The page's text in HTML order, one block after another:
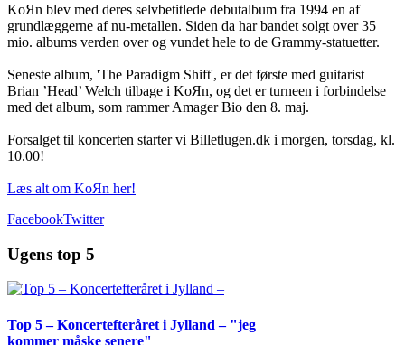
KoЯn blev med deres selvbetitlede debutalbum fra 1994 en af
grundlæggerne af nu-metallen. Siden da har bandet solgt over 35
mio. albums verden over og vundet hele to de Grammy-statuetter.
Seneste album, 'The Paradigm Shift', er det første med guitarist
Brian ’Head’ Welch tilbage i KoЯn, og det er turneen i forbindelse
med det album, som rammer Amager Bio den 8. maj.
Forsalget til koncerten starter vi Billetlugen.dk i morgen, torsdag, kl.
10.00!
Læs alt om KoЯn her!
FacebookTwitter
Ugens top 5
Top 5 – Koncertefteråret i Jylland – "jeg
kommer måske senere"